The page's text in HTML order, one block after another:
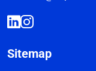
Sitemap